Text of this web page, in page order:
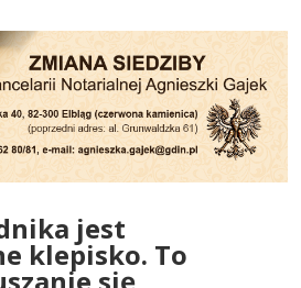
jest
klepisko. To
się